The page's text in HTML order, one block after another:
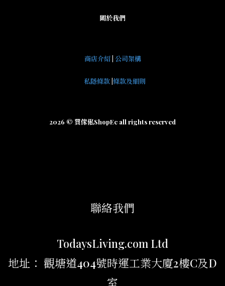
關於我們
商店介紹| 公司架構
私隱條款 條款及細則
2026 © 買傢俬ShopEc all rights reserved
聯絡我們
TodaysLiving.com Ltd
地址： 觀塘道404號時運工業大廈2樓C及D
室